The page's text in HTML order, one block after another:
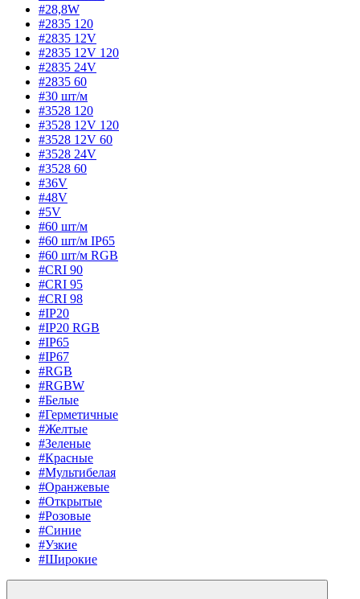
#28,8W
#2835 120
#2835 12V
#2835 12V 120
#2835 24V
#2835 60
#30 шт/м
#3528 120
#3528 12V 120
#3528 12V 60
#3528 24V
#3528 60
#36V
#48V
#5V
#60 шт/м
#60 шт/м IP65
#60 шт/м RGB
#CRI 90
#CRI 95
#CRI 98
#IP20
#IP20 RGB
#IP65
#IP67
#RGB
#RGBW
#Белые
#Герметичные
#Желтые
#Зеленые
#Красные
#Мультибелая
#Оранжевые
#Открытые
#Розовые
#Синие
#Узкие
#Широкие